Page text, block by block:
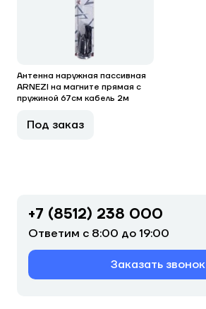
Антенна наружная пассивная
ARNEZI на магните прямая с
пружиной 67см кабель 2м
Под заказ
+7 (8512) 238 000
Ответим с 8:00 до 19:00
Заказать звонок